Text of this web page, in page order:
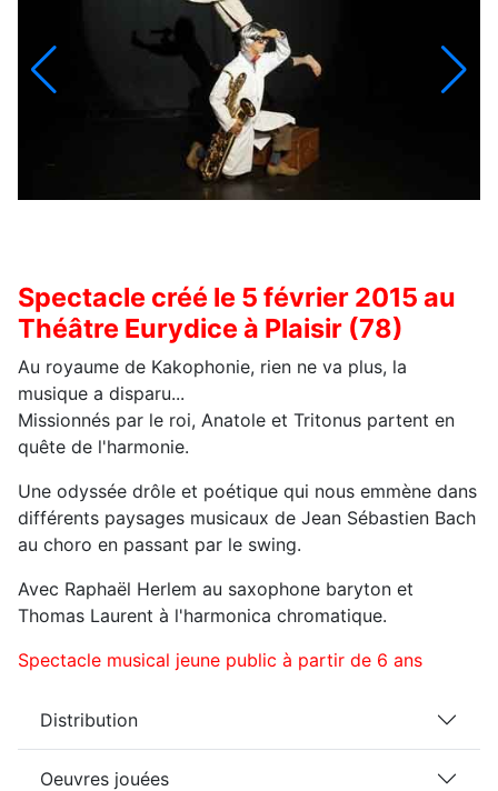
Spectacle créé le 5 février 2015 au
Théâtre Eurydice à Plaisir (78)
Au royaume de Kakophonie, rien ne va plus, la
musique a disparu...
Missionnés par le roi, Anatole et Tritonus partent en
quête de l'harmonie.
Une odyssée drôle et poétique qui nous emmène dans
différents paysages musicaux de Jean Sébastien Bach
au choro en passant par le swing.
Avec Raphaël Herlem au saxophone baryton et
Thomas Laurent à l'harmonica chromatique.
Spectacle musical jeune public à partir de 6 ans
Distribution
Oeuvres jouées